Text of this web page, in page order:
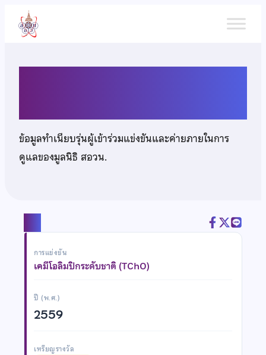
เนื้อหา
ข้อมูลทำเนียบรุ่นผู้เข้าร่วมแข่งขันและค่ายภายในการ
ดูแลของมูลนิธิ สอวน.
การแข่งขัน
เคมีโอลิมปิกระดับชาติ (TChO)
ปี (พ.ศ.)
2559
เหรียญรางวัล